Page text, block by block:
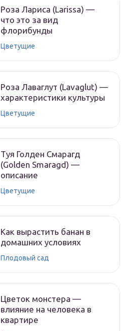
Роза Лариса (Larissa) —
что это за вид
флорибунды
Цветущие
Роза Лаваглут (Lavaglut) —
характеристики культуры
Цветущие
Туя Голден Смарагд
(Golden Smaragd) —
описание
Цветущие
Как вырастить банан в
домашних условиях
Плодовый сад
Цветок монстера —
влияние на человека в
квартире